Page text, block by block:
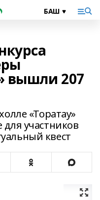
вышли 207
«Торатау»
участников
квест